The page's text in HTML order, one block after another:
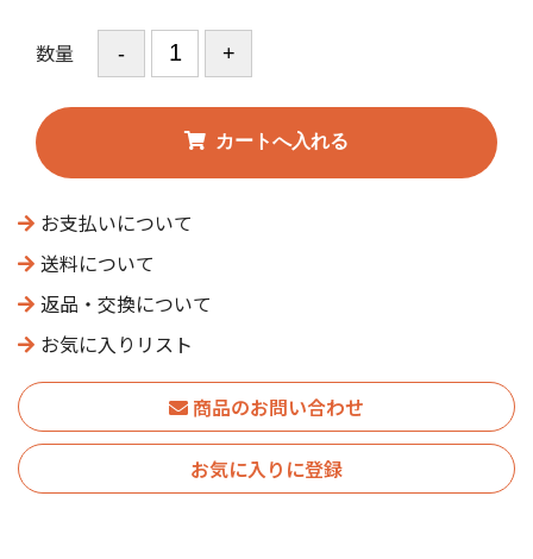
数量
お支払いについて
送料について
返品・交換について
お気に入りリスト
商品のお問い合わせ
お気に入りに登録